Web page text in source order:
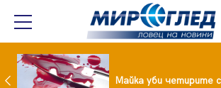
Проф.Кантарджиев: Пазете се от комарите и полово предаваните инфекции